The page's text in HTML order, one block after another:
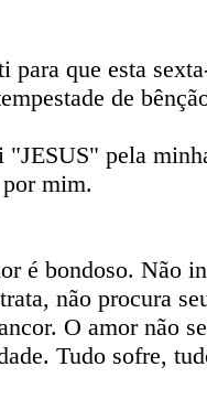
para que esta
de
"JESUS" pela
mim.
é bondoso. Não
não procura
O amor não
Tudo sofre,